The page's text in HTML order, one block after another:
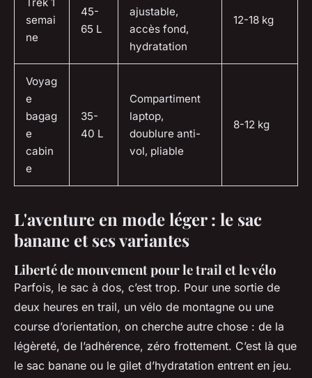
semai
ne
45-
65 L
ajustable,
accès fond,
hydratation
12-18 kg
Voyag
e
bagag
e
cabin
e
35-
40 L
Compartiment
laptop,
doublure anti-
vol, pliable
8-12 kg
L'aventure en mode léger : le sac
banane et ses variantes
Liberté de mouvement pour le trail et le vélo
Parfois, le sac à dos, c’est trop. Pour une sortie de
deux heures en trail, un vélo de montagne ou une
course d’orientation, on cherche autre chose : de la
légèreté, de l’adhérence, zéro frottement. C’est là que
le sac banane ou le gilet d’hydratation entrent en jeu.